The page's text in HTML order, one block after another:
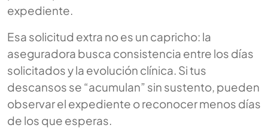
expediente.
Esa solicitud extra no es un capricho: la
aseguradora busca consistencia entre los días
solicitados y la evolución clínica. Si tus
descansos se “acumulan” sin sustento, pueden
observar el expediente o reconocer menos días
de los que esperas.